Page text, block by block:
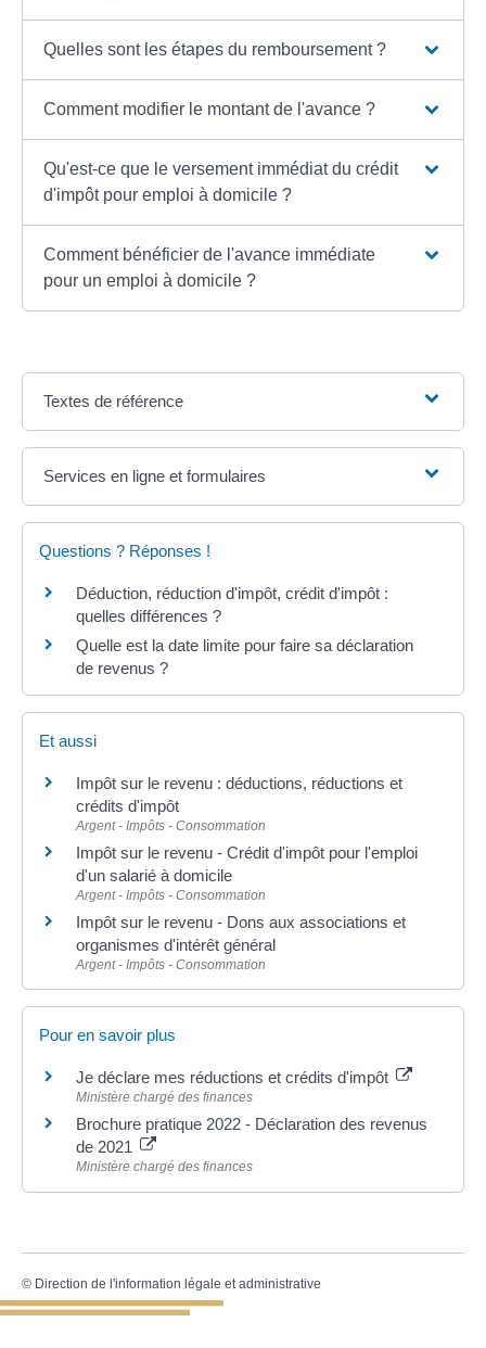
Quelles sont les étapes du remboursement ?
Comment modifier le montant de l'avance ?
Qu'est-ce que le versement immédiat du crédit
d'impôt pour emploi à domicile ?
Comment bénéficier de l'avance immédiate
pour un emploi à domicile ?
Textes de référence
Services en ligne et formulaires
Questions ? Réponses !
Déduction, réduction d'impôt, crédit d'impôt :
quelles différences ?
Quelle est la date limite pour faire sa déclaration
de revenus ?
Et aussi
Impôt sur le revenu : déductions, réductions et
crédits d'impôt
Argent - Impôts - Consommation
Impôt sur le revenu - Crédit d'impôt pour l'emploi
d'un salarié à domicile
Argent - Impôts - Consommation
Impôt sur le revenu - Dons aux associations et
organismes d'intérêt général
Argent - Impôts - Consommation
Pour en savoir plus
Je déclare mes réductions et crédits d'impôt
Ministère chargé des finances
Brochure pratique 2022 - Déclaration des revenus
de 2021
Ministère chargé des finances
© Direction de l'information légale et administrative